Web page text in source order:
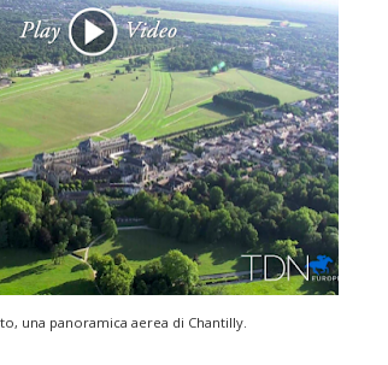
una panoramica aerea di Chantilly.